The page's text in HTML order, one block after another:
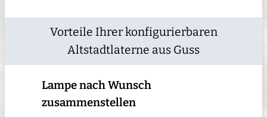
Vorteile Ihrer konfigurierbaren
Altstadtlaterne aus Guss
Lampe nach Wunsch
zusammenstellen